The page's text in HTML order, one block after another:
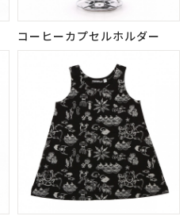
コーヒーカプセルホルダー